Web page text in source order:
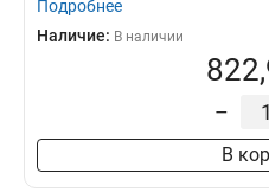
Подробнее
Наличие: В наличии
–
В